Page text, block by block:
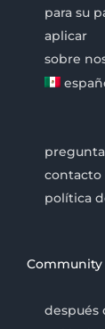
para su
aplicar
sobre
contacto
política
Community
después